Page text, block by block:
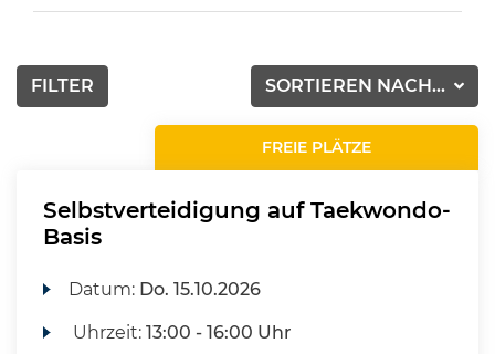
SORTIEREN NACH...
FILTER
FREIE PLÄTZE
Selbstverteidigung auf Taekwondo-
Basis
Datum: Do. 15.10.2026
Uhrzeit:13:00 - 16:00 Uhr